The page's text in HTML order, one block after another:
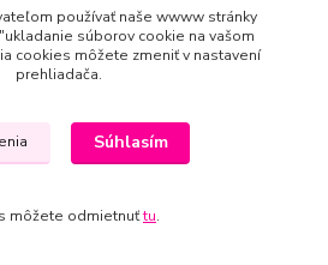
používať naše wwww stránky
súborov cookie na vašom
cookies môžete zmeniť v nastavení
prehliadača.
Súhlasím
môžete odmietnuťtu.